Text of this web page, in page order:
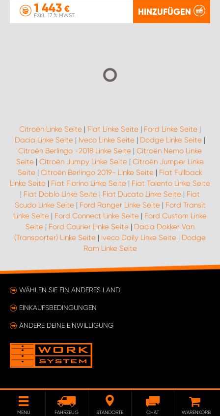
1 443 €
EXKL. 17 % MWST. HINZUFÜGEN
Citroën Linke Seite | Fiat Linke Seite | Ford Linke Seite |
Dacia Linke Seite | Iveco Linke Seite | Dodge Linke Seite |
Citroën Berlingo -2018 Linke Seite | Citroën Nemo Linke
Seite | Citroën Jumpy Linke Seite | Citroën Jumper Linke
Seite | Citroën Berlingo 2019- Linke Seite | Fiat Fullback
Linke Seite | Fiat Fiorino Linke Seite | Fiat Talento Linke Seite
| Fiat Doblo Linke Seite | Fiat Ducato Linke Seite | Fiat
Scudo Linke Seite| Ford Ranger Linke Seite| Ford Transit
Linke Seite | Ford Connect Linke Seite | Ford Custom Linke
Seite | Ford Courier Linke Seite | Dacia Dokker Van
(Transporter) Linke Seite | Iveco Daily Linke Seite | Dodge
Ram Linke Seite
WÄHLEN SIE EIN ANDERES LAND
EINKAUFSBEDINGUNGEN
ÄNDERE DEINE EINWILLIGUNG
MENÜ
FAHRZEUG
STANDORTE CHAT WARENKORB